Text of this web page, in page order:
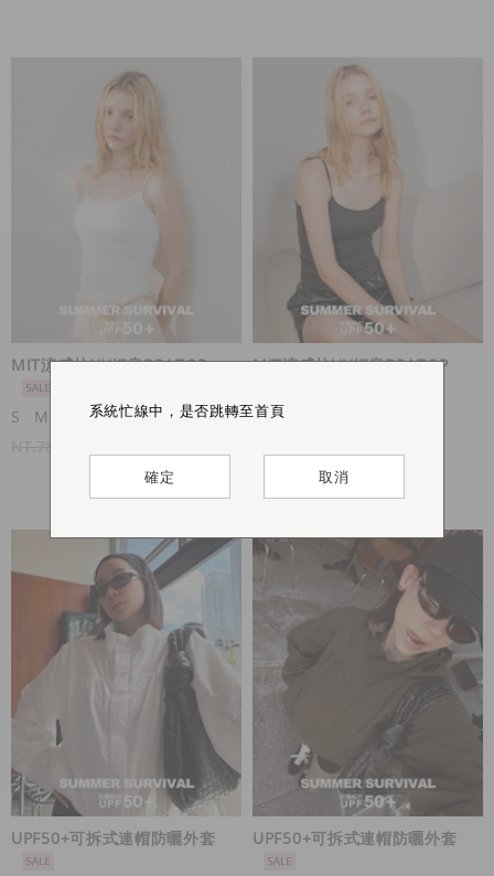
MIT涼感抗UV細肩BRATOP
S M
MIT涼感抗UV細肩BRATOP
S M
UPF50+可拆式連帽防曬外套 UPF50+可拆式連帽防曬外套
系統忙線中，是否跳轉至首頁
確定 取消
系統忙線中，是否跳轉至首頁
確定 取消
系統忙線中，是否跳轉至首頁
確定 取消
系統忙線中，是否跳轉至首頁
確定 取消